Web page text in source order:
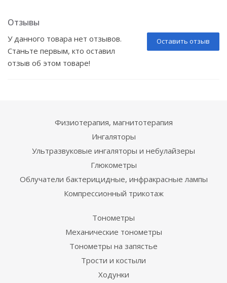
Отзывы
Оставить отзыв
У данного товара нет отзывов.
Станьте первым, кто оставил
отзыв об этом товаре!
Физиотерапия, магнитотерапия
Ингаляторы
Ультразвуковые ингаляторы и небулайзеры
Глюкометры
Облучатели бактерицидные, инфракрасные лампы
Компрессионный трикотаж
Тонометры
Механические тонометры
Тонометры на запястье
Трости и костыли
Ходунки